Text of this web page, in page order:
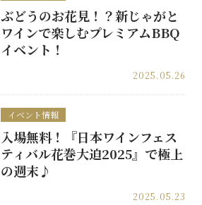
ぶどうのお花見！？新じゃがと
ワインで楽しむプレミアムBBQ
イベント！
2025.05.26
イベント情報
入場無料！『日本ワインフェス
ティバル花巻大迫2025』で極上
の週末♪
2025.05.23